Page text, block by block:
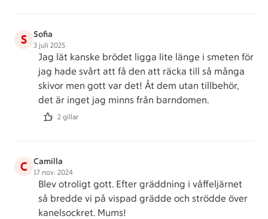
S Sofia
3 juli 2025
Jag lät kanske brödet ligga lite länge i smeten för
jag hade svårt att få den att räcka till så många
skivor men gott var det! Åt dem utan tillbehör,
det är inget jag minns från barndomen.
2 gillar
C Camilla
17 nov. 2024
Blev otroligt gott. Efter gräddning i våffeljärnet
så bredde vi på vispad grädde och strödde över
kanelsockret. Mums!